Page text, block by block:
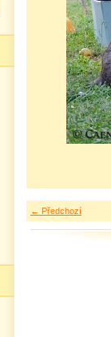
← Předchozí